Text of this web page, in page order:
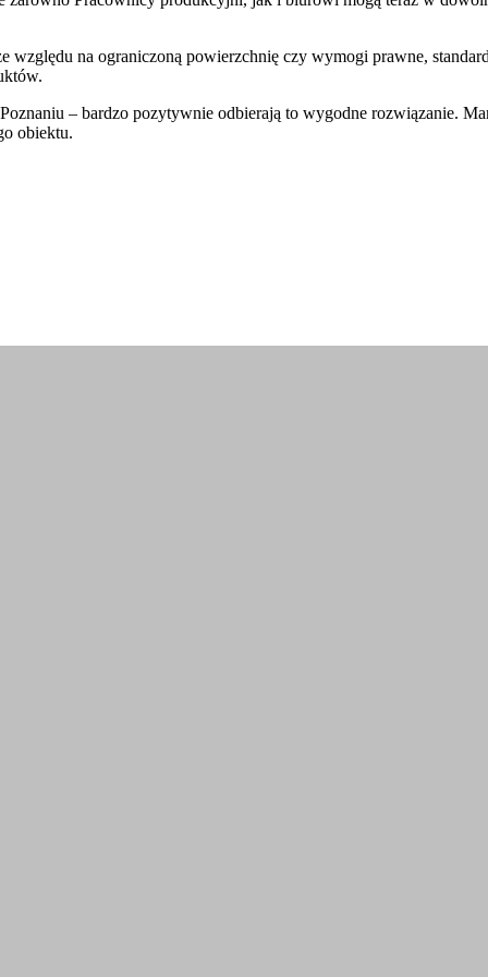
na ograniczoną powierzchnię czy wymogi prawne,
– bardzo pozytywnie odbierają to wygodne rozwiązanie.
obiektu.